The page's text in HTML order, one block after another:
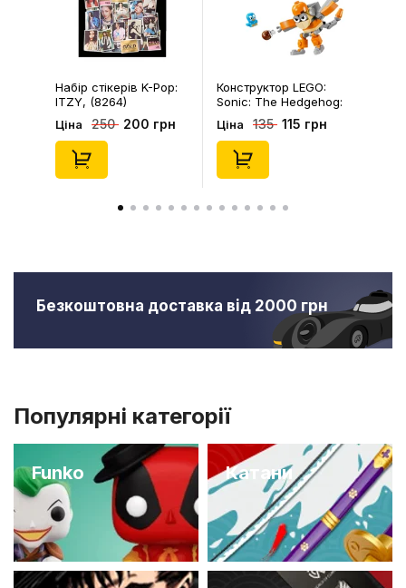
Набір стікерів K-Pop:
ITZY, (8264)
Ціна 250 200 грн
Конструктор LEGO:
Sonic: The Hedgehog:
Kiki's Coconut Attack:
Kiki and Flicky, (30676)
Ціна 135 115 грн
Безкоштовна доставка від 2000 грн
Популярні категорії
Funko Катани